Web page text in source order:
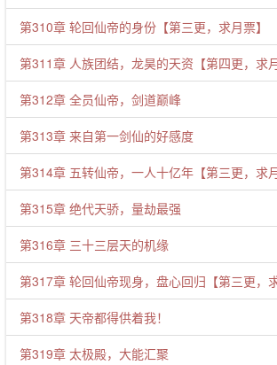
第310章 轮回仙帝的身份【第三更，求月票】
第311章 人族团结，龙昊的天资【第四更，求月
第312章 全员仙帝，剑道巅峰
第313章 来自第一剑仙的好感度
第314章 五转仙帝，一人十亿年【第三更，求月
第315章 绝代天骄，量劫最强
第316章 三十三层天的机缘
第317章 轮回仙帝现身，盘心回归【第三更，
第318章 天帝都得供着我！
第319章 太极殿，大能汇聚